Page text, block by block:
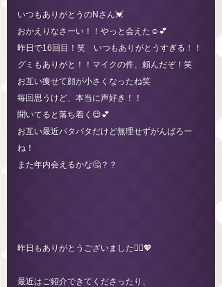
いつもありがとうのNさん💓
おかえりなさーい！！やっと会えた☺️💕
昨日で16回目！笑 いつもありがとうすぎる！！
グミもありがと！！マイクの件、頼んだぞ！笑
お互い痩せて顔が小さくなったね笑
毎回思うけど、本当に声好き！！
聞いてると落ち着く😌💕
お互い最近バタバタだけど無理せずがんばろー
ね！
また年内会えるかな🤔？？
昨日もありがとうございました🙇‍♀️💖
最近はご紹介できてくださったり、